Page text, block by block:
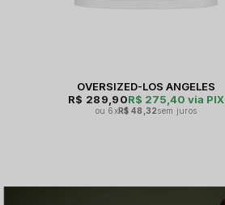
OVERSIZED-LOS ANGELES
R$ 275,40 via PIX
R$ 289,90
6xR$ 48,32sem juros